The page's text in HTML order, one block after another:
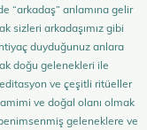
“arkadaş” anlamına gelir
sizleri arkadaşımız gibi
duyduğunuz anlara
doğu gelenekleri ile
ve çeşitli ritüeller
ve doğal olanı olmak
geleneklere ve